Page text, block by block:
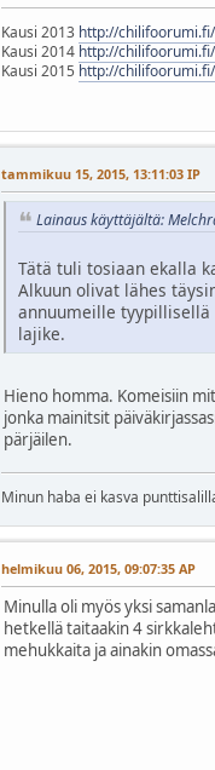
Kausi 2013 http://
Kausi 2014 http://
Kausi 2015 http://
tammikuu 15, 2015, 13:11:03 IP
Lainaus käyttäjältä:
Tätä tuli tosiaan ekalla
Alkuun olivat lähes
annuumeille
lajike.
Hieno homma. Komeisiin
jonka mainitsit
pärjäilen.
Minun haba ei kasva
helmikuu 06, 2015, 09:07:35 AP
Minulla oli myös yksi
hetkellä taitaakin 4
mehukkaita ja ainakin